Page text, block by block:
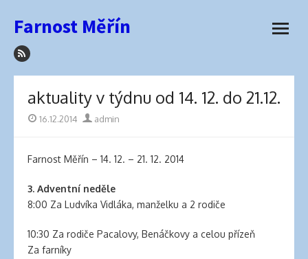
with
lingerie
na
Farnost Měřín
otevřít
aktuality v týdnu od 14. 12. do 21.12.
Publikováno
16.12.2014 Autoradmin
Farnost Měřín – 14. 12. – 21. 12. 2014
3. Adventní neděle
8:00 Za Ludvíka Vidláka, manželku a 2 rodiče
10:30 Za rodiče Pacalovy, Benáčkovy a celou přízeň
Za farníky